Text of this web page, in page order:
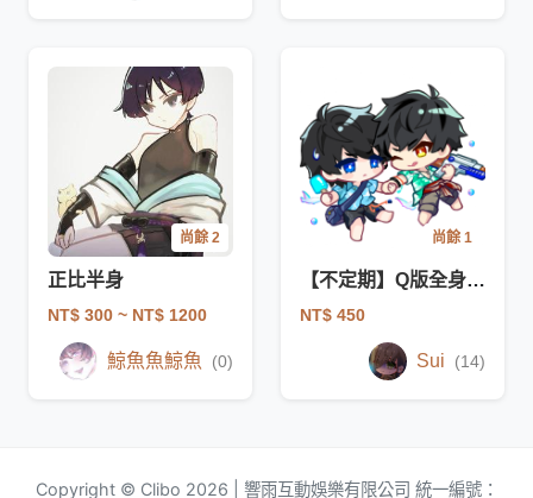
尚餘 2
正比半身
NT$ 300 ~ NT$ 1200
鯨魚魚鯨魚 (0)
尚餘 1
【不定期】Q版全身-簡化ver
NT$ 450
Sui (14)
Copyright © Clibo 2026 | 響雨互動娛樂有限公司 統一編號：